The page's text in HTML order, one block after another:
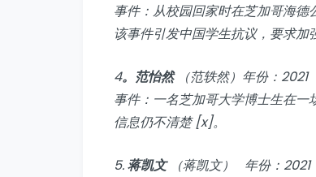
事件：从校园回家时在芝加哥海德
该事件引发中国学生抗议，要求加
4。范怡然（范轶然）年份：2021
事件：一名芝加哥大学博士生在
信息仍不清楚 [x]。
5.蒋凯文（蒋凯文） 年份：2021